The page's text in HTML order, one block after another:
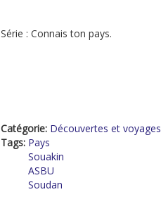
Série : Connais ton pays.
Catégorie: Découvertes et voyages
Tags: Pays
Souakin
ASBU
Soudan